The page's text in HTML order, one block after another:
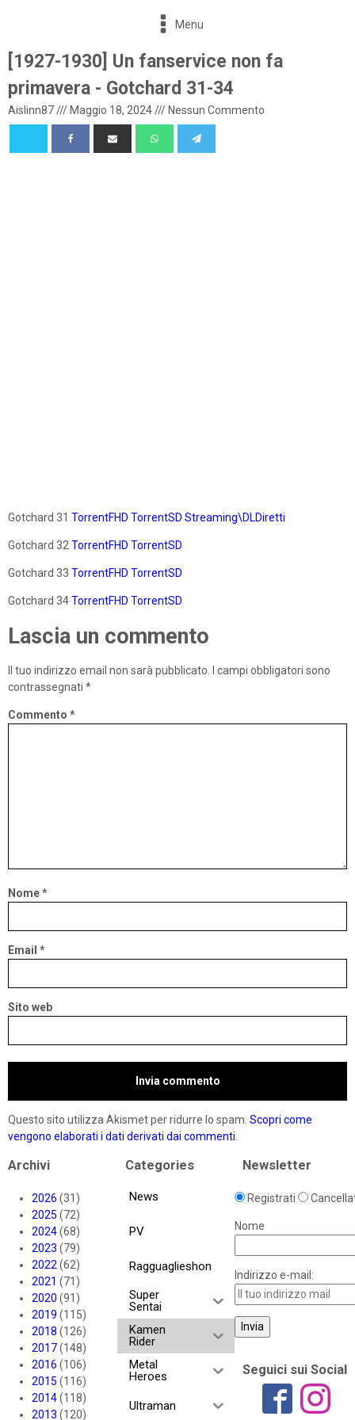
Menu
[1927-1930] Un fanservice non fa
primavera - Gotchard 31-34
Aislinn87/// Maggio 18, 2024/// Nessun Commento
Gotchard 31 TorrentFHD TorrentSD Streaming\DLDiretti
Gotchard 32 TorrentFHD TorrentSD
Gotchard 33 TorrentFHD TorrentSD
Gotchard 34TorrentFHD TorrentSD
Lascia un commento
Il tuo indirizzo email non sarà pubblicato.
I campi obbligatori sono
contrassegnati *
Commento *
Nome*
Email *
Sito web
Questo sito utilizza Akismet per ridurre lo spam. Scopri come
vengono elaborati i dati derivati dai commenti.
Archivi
2026 (31)
2025 (72)
2024(68)
2023 (79)
2022(62)
2021 (71)
2020 (91)
2019 (115)
2018 (126)
2017(148)
2016 (106)
2015 (116)
2014(118)
2013 (120)
Categories
News
PV
Ragguaglieshon
Super
Sentai
Kamen
Rider
Metal
Heroes
Ultraman
Newsletter
Registrati
Nome
Indirizzo e-mail:
Seguici sui Social